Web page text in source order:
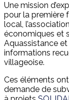
Une mission
pour la première
local,
économiques et
Aquassistance
informations
villageoise.
Ces éléments
demande de